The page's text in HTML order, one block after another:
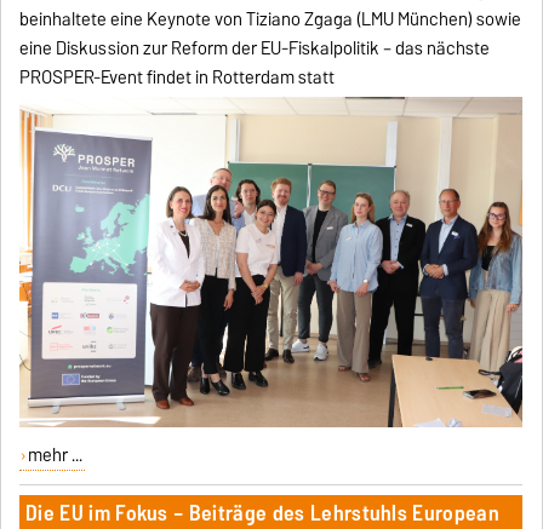
beinhaltete eine Keynote von Tiziano Zgaga (LMU München) sowie
eine Diskussion zur Reform der EU-Fiskalpolitik – das nächste
PROSPER-Event findet in Rotterdam statt
mehr ...
Die EU im Fokus – Beiträge des Lehrstuhls European